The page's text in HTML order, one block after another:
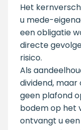
Het
u mede-
een obligatie
directe
risico.
Als
dividend, maar
geen plafond
bodem op het
ontvangt u